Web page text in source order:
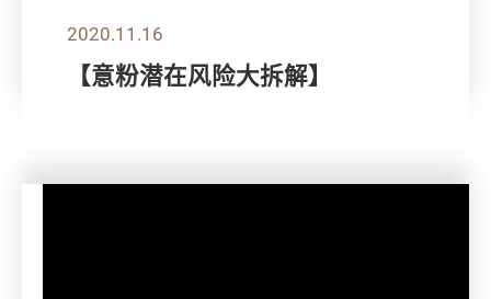
2020.11.16
【意粉潜在风险大拆解】